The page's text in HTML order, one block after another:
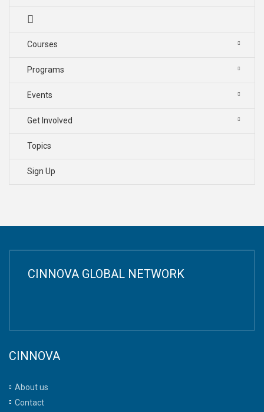
Courses
Programs
Events
Get Involved
Topics
Sign Up
CINNOVA GLOBAL NETWORK
CINNOVA
About us
Contact